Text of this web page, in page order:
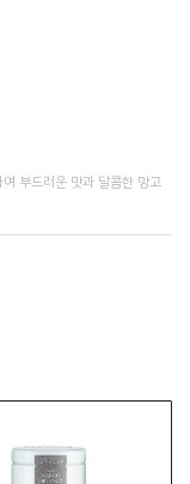
부드러운 맛과 달콤한 망고